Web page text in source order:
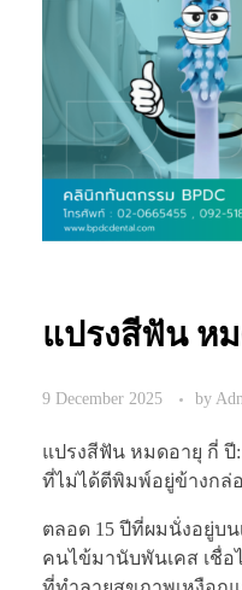
แปรงสีฟัน ห
9 December 2025 by
แปรงสีฟัน หมดอายุ กี่ ปี
ที่ไม่ได้ตีพิมพ์อยู่ข้างกล่
ตลอด 15 ปีที่ผมนั่งอยู่บ
คนไข้มานับพันเคส เชื่